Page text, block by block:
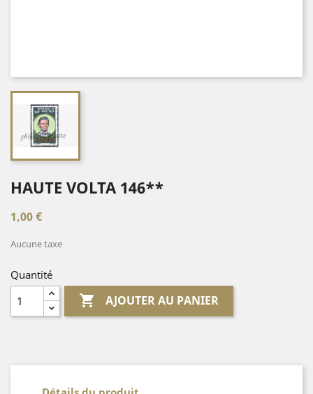
HAUTE VOLTA 146**
1,00 €
Aucune taxe
Quantité
 AJOUTER AU PANIER